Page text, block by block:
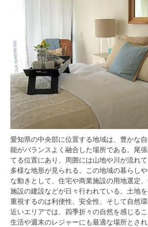
愛知県の中央部に位置する地域は、豊かな
能がバランスよく融合した場所である。 尾
てる位置にあり、周囲には山地や川が流れて
多様な地形が見られる。この地域の暮らし
な動きとして、住宅や商業施設の用地選定
施設の建設などが日々行われている。土地
重視するのは利便性、安全性、そして自然
近いエリアでは、四季折々の自然を感じる
生活や週末のレジャーにも最適な場所とされ